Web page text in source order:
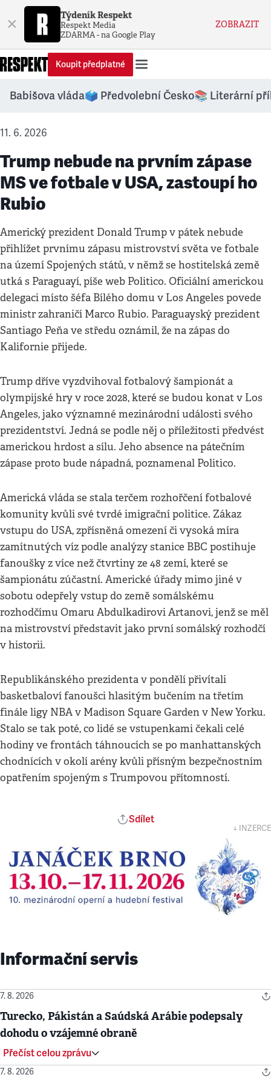
× Týdeník Respekt
Respekt Media
ZDARMA - na Google Play
ZOBRAZIT
Koupit předplatné
Babišova vláda🗳️ Předvolební Česko📚 Literární
11. 6. 2026
Trump nebude na prvním zápase
MS ve fotbale v USA, zastoupí ho
Rubio
Americký prezident Donald Trump v pátek nebude
přihlížet prvnímu zápasu mistrovství světa ve fotbale
na území Spojených států, v němž se hostitelská země
utká s Paraguayí, píše web Politico. Oficiální americkou
delegaci místo šéfa Bílého domu v Los Angeles povede
ministr zahraničí Marco Rubio. Paraguayský prezident
Santiago Peňa ve středu oznámil, že na zápas do
Kalifornie přijede.
Trump dříve vyzdvihoval fotbalový šampionát a
olympijské hry v roce 2028, které se budou konat v Los
Angeles, jako významné mezinárodní události svého
prezidentství. Jedná se podle něj o příležitosti předvést
americkou hrdost a sílu. Jeho absence na pátečním
zápase proto bude nápadná, poznamenal Politico.
Americká vláda se stala terčem rozhořčení fotbalové
komunity kvůli své tvrdé imigrační politice. Zákaz
vstupu do USA, zpřísněná omezení či vysoká míra
zamítnutých víz podle analýzy stanice BBC postihuje
fanoušky z více než čtvrtiny ze 48 zemí, které se
šampionátu zúčastní. Americké úřady mimo jiné v
sobotu odepřely vstup do země somálskému
rozhodčímu Omaru Abdulkadirovi Artanovi, jenž se měl
na mistrovství představit jako první somálský rozhodčí
v historii.
Republikánského prezidenta v pondělí přivítali
basketbaloví fanoušci hlasitým bučením na třetím
finále ligy NBA v Madison Square Garden v New Yorku.
Stalo se tak poté, co lidé se vstupenkami čekali celé
hodiny ve frontách táhnoucích se po manhattanských
chodnících v okolí arény kvůli přísným bezpečnostním
opatřením spojeným s Trumpovou přítomností.
Sdílet
↓ INZERCE
Informační servis
7. 8. 2026
Turecko, Pákistán a Saúdská Arábie podepsaly
dohodu o vzájemné obraně
Přečíst celou zprávu
7. 8. 2026